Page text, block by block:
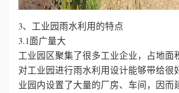
3、工业园雨水利用的特点
3.1面广量大
工业园区聚集了很多工业企业，占地面
对工业园进行雨水利用设计能够带给很
业园内设置了大量的厂房、车间，因而